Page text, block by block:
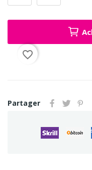
favorite_border
Partager